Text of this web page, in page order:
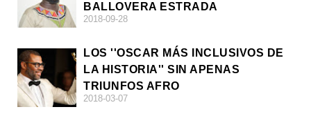
BALLOVERA ESTRADA
2018-09-28
LOS ''OSCAR MÁS INCLUSIVOS DE
LA HISTORIA'' SIN APENAS
TRIUNFOS AFRO
2018-03-07